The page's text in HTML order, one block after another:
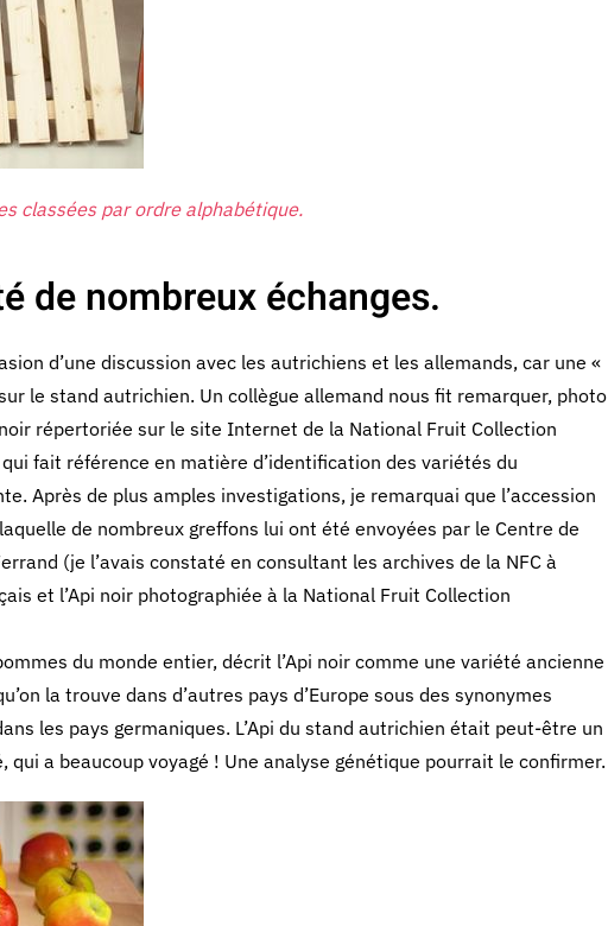
classées par ordre alphabétique.
de nombreux échanges.
d’une discussion avec les autrichiens et les allemands, car une «
le stand autrichien. Un collègue allemand nous fit remarquer, photo
répertoriée sur le site Internet de la National Fruit Collection
fait référence en matière d’identification des variétés du
Après de plus amples investigations, je remarquai que l’accession
de nombreux greffons lui ont été envoyées par le Centre de
(je l’avais constaté en consultant les archives de la NFC à
et l’Api noir photographiée à la National Fruit Collection
du monde entier, décrit l’Api noir comme une variété ancienne
la trouve dans d’autres pays d’Europe sous des synonymes
les pays germaniques. L’Api du stand autrichien était peut-être un
a beaucoup voyagé ! Une analyse génétique pourrait le confirmer.